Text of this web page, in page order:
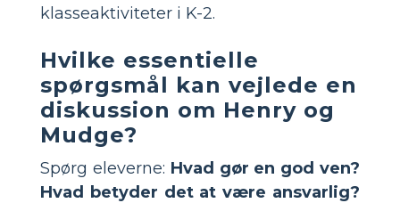
klasseaktiviteter i K-2.
Hvilke essentielle
spørgsmål kan vejlede en
diskussion om Henry og
Mudge?
Spørg eleverne: Hvad gør en god ven?
Hvad betyder det at være ansvarlig?